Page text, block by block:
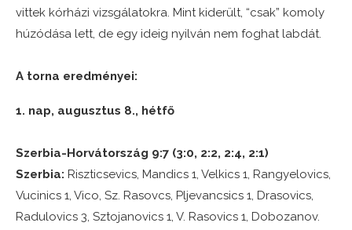
vittek kórházi vizsgálatokra. Mint kiderült, “csak” komoly
húzódása lett, de egy ideig nyilván nem foghat labdát.
A torna eredményei:
1. nap, augusztus 8., hétfő
Szerbia-Horvátország 9:7 (3:0, 2:2, 2:4, 2:1)
Szerbia: Riszticsevics, Mandics 1, Velkics 1, Rangyelovics,
Vucinics 1, Vico, Sz. Rasovcs, Pljevancsics 1, Drasovics,
Radulovics 3, Sztojanovics 1, V. Rasovics 1, Dobozanov.